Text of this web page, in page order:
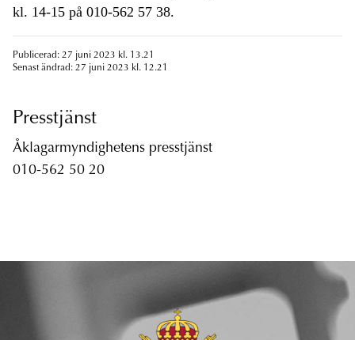
kl. 14-15 på 010-562 57 38.
Publicerad: 27 juni 2023 kl. 13.21
Senast ändrad: 27 juni 2023 kl. 12.21
Presstjänst
Åklagarmyndighetens presstjänst
010-562 50 20